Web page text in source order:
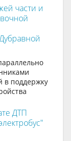
части и
в поддержку
ДТП